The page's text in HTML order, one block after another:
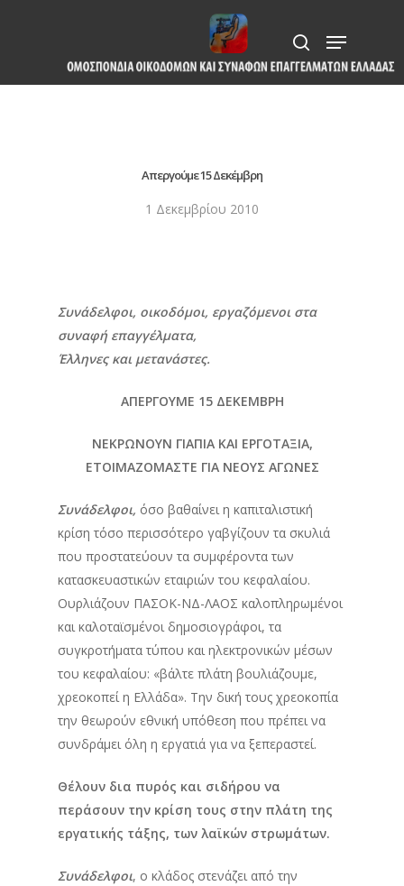
content
search
Menu
Απεργούμε 15 Δεκέμβρη
1 Δεκεμβρίου 2010
Συνάδελφοι, οικοδόμοι, εργαζόμενοι στα
συναφή επαγγέλματα,
Έλληνες και μετανάστες.
ΑΠΕΡΓΟΥΜΕ 15 ΔΕΚΕΜΒΡΗ
ΝΕΚΡΩΝΟΥΝ ΓΙΑΠΙΑ ΚΑΙ ΕΡΓΟΤΑΞΙΑ,
ΕΤΟΙΜΑΖΟΜΑΣΤΕ ΓΙΑ ΝΕΟΥΣ ΑΓΩΝΕΣ
Συνάδελφοι, όσο βαθαίνει η καπιταλιστική
κρίση τόσο περισσότερο γαβγίζουν τα σκυλιά
που προστατεύουν τα συμφέροντα των
κατασκευαστικών εταιριών του κεφαλαίου.
Ουρλιάζουν ΠΑΣΟΚ-ΝΔ-ΛΑΟΣ καλοπληρωμένοι
και καλοταϊσμένοι δημοσιογράφοι, τα
συγκροτήματα τύπου και ηλεκτρονικών μέσων
του κεφαλαίου: «βάλτε πλάτη βουλιάζουμε,
χρεοκοπεί η Ελλάδα». Την δική τους χρεοκοπία
την θεωρούν εθνική υπόθεση που πρέπει να
συνδράμει όλη η εργατιά για να ξεπεραστεί.
Θέλουν δια πυρός και σιδήρου να
περάσουν την κρίση τους στην πλάτη της
εργατικής τάξης, των λαϊκών στρωμάτων.
Συνάδελφοι, ο κλάδος στενάζει από την